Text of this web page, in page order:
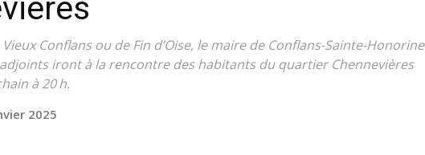
Conflans ou de Fin d’Oise, le maire de Conflans-Sainte-Honorine
iront à la rencontre des habitants du quartier Chennevières
à 20 h.
2025